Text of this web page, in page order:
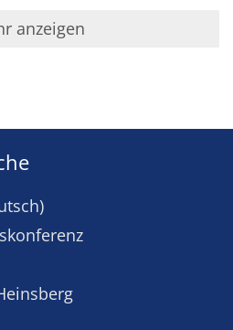
anzeigen